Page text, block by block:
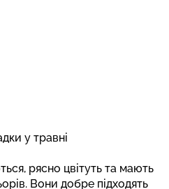
у травні
рясно цвітуть та мають
Вони добре підходять